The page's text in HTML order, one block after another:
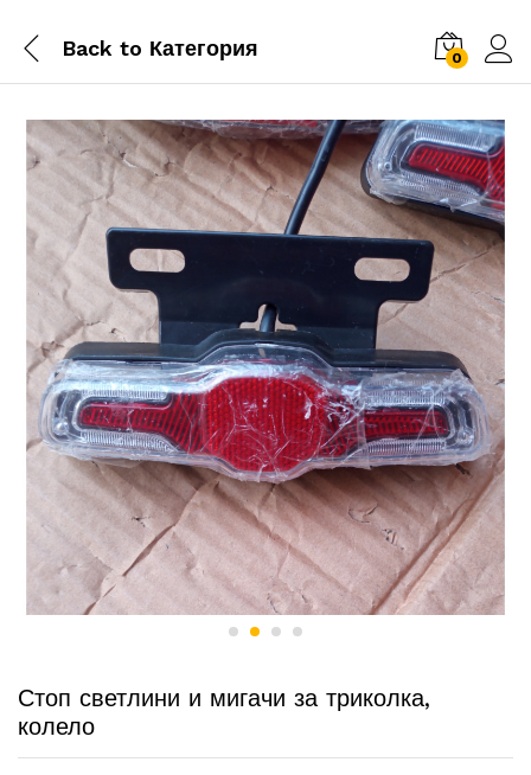
Back to Категория 0
Стоп светлини и мигачи за триколка,
колело